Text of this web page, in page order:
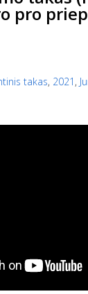
pro
takas, 2021 ,